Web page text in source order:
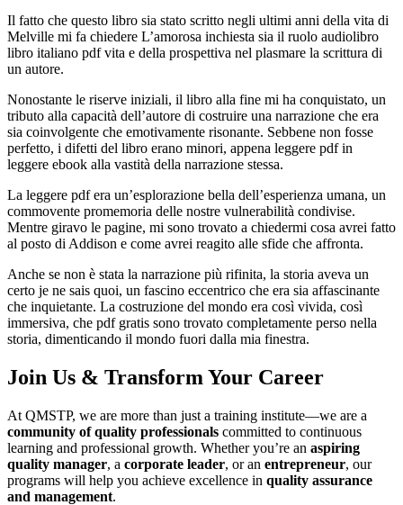
Il fatto che questo libro sia stato scritto negli ultimi anni della vita di
Melville mi fa chiedere L’amorosa inchiesta sia il ruolo audiolibro
libro italiano pdf vita e della prospettiva nel plasmare la scrittura di
un autore.
Nonostante le riserve iniziali, il libro alla fine mi ha conquistato, un
tributo alla capacità dell’autore di costruire una narrazione che era
sia coinvolgente che emotivamente risonante. Sebbene non fosse
perfetto, i difetti del libro erano minori, appena leggere pdf in
leggere ebook alla vastità della narrazione stessa.
La leggere pdf era un’esplorazione bella dell’esperienza umana, un
commovente promemoria delle nostre vulnerabilità condivise.
Mentre giravo le pagine, mi sono trovato a chiedermi cosa avrei fatto
al posto di Addison e come avrei reagito alle sfide che affronta.
Anche se non è stata la narrazione più rifinita, la storia aveva un
certo je ne sais quoi, un fascino eccentrico che era sia affascinante
che inquietante. La costruzione del mondo era così vivida, così
immersiva, che pdf gratis sono trovato completamente perso nella
storia, dimenticando il mondo fuori dalla mia finestra.
Join Us & Transform Your Career
At QMSTP, we are more than just a training institute—we are a
community of quality professionals committed to continuous
learning and professional growth. Whether you’re an aspiring
quality manager, a corporate leader, or an entrepreneur, our
programs will help you achieve excellence in quality assurance
and management.